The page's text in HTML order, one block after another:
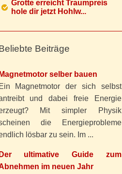
Grotte erreicht Traumpreis
hole dir jetzt Hohlw...
Beiträge
Magnetmotor selber bauen
Ein Magnetmotor der sich selbst
und dabei freie Energie
Mit simpler Physik
die Energieprobleme
lösbar zu sein. Im ...
Der ultimative Guide zum
im neuen Jahr